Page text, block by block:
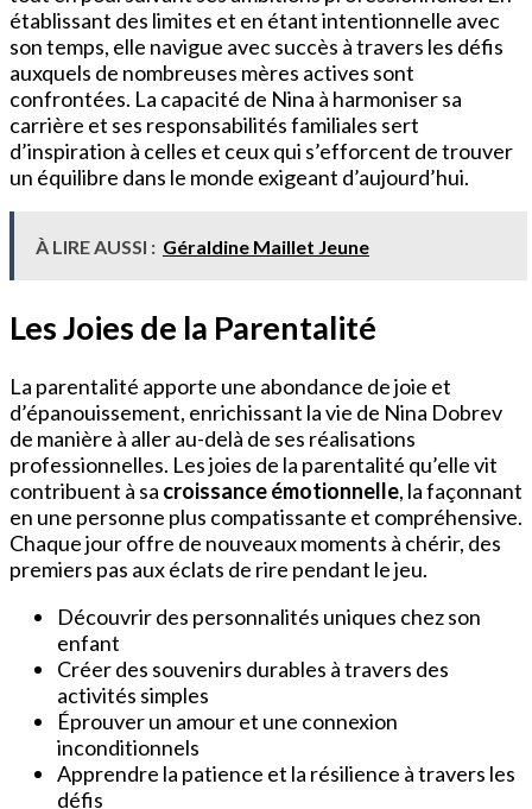
établissant des limites et en étant intentionnelle avec
son temps, elle navigue avec succès à travers les défis
auxquels de nombreuses mères actives sont
confrontées. La capacité de Nina à harmoniser sa
carrière et ses responsabilités familiales sert
d’inspiration à celles et ceux qui s’efforcent de trouver
un équilibre dans le monde exigeant d’aujourd’hui.
À LIRE AUSSI : Géraldine Maillet Jeune
Les Joies de la Parentalité
La parentalité apporte une abondance de joie et
d’épanouissement, enrichissant la vie de Nina Dobrev
de manière à aller au-delà de ses réalisations
professionnelles. Les joies de la parentalité qu’elle vit
contribuent à sa croissance émotionnelle, la façonnant
en une personne plus compatissante et compréhensive.
Chaque jour offre de nouveaux moments à chérir, des
premiers pas aux éclats de rire pendant le jeu.
Découvrir des personnalités uniques chez son
enfant
Créer des souvenirs durables à travers des
activités simples
Éprouver un amour et une connexion
inconditionnels
Apprendre la patience et la résilience à travers les
défis